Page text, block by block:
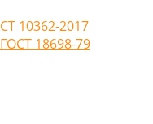
10362-2017
18698-79